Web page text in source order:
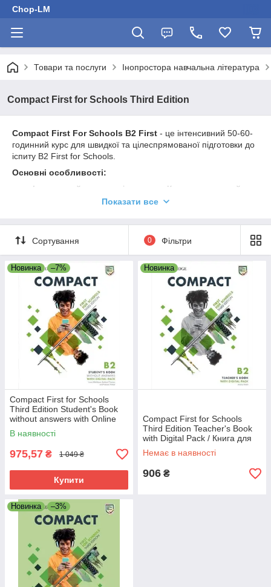
Chop-LM
Товари та послуги Інопростора навчальна література
Compact First for Schools Third Edition
Compact First For Schools B2 First - це інтенсивний 50-60-
годинний курс для швидкої та цілеспрямованої підготовки до
іспиту B2 First for Schools.
Основні особливості:
Інтенсивний перегляд і практика: Курс спрямований
на швидке підвищення ефективності учнів за
Закріплення мовних та навчальних навичок: Учні
закріплюють мовні та комунікативні навички для
Чітке та лаконічне навчання: Курс використовує чітке
та лаконічне навчання для швидкої асиміляції
матеріалу.
Цифровий пакет Cambridge One: Надає доступ до
аудіоматеріалів та електронної книги для різних
пристроїв.
Інтерактивна практика: Включає в себе цифрове
тестове середовище для розробки стратегій та навичок
для успішного складання іспиту.
Розділи "Поради щодо іспитів": Граматичні та
лексичні вправи спрямовані на поширені помилки, щоб
учні легше розуміли вимоги іспиту.
Ресурси для вчителів: Додаткові матеріали для
розширення та практики.
Показати все
Сортування 0 Фільтри
Новинка –7%
Compact First for Schools
Third Edition Student's Book
without answers with Online
Practice / Учебник
В наявності
975,57 ₴ 1 049 ₴
Купити
Новинка
Compact First for Schools
Third Edition Teacher's Book
with Digital Pack / Книга для
учителя
Немає в наявності
906 ₴
Новинка –3%